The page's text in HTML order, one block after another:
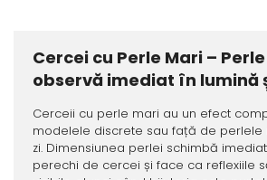
Cercei cu Perle Mari –
observă imediat în lumină
Cerceii cu perle mari au un efect
modelele discrete sau față de perlele
zi. Dimensiunea perlei schimbă
perechi de cercei și face ca reflexiile